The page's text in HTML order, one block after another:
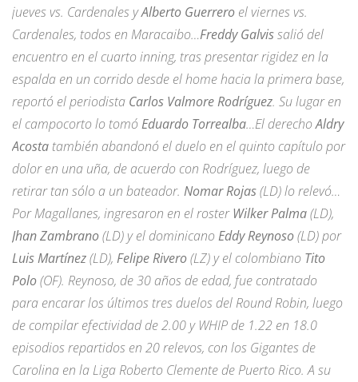
jueves vs. Cardenales yAlberto Guerrero el viernes vs.
Cardenales, todos en Maracaibo…Freddy Galvissalió del
encuentro en el cuarto inning, tras presentar rigidez en la
espalda en un corrido desde el home hacia la primera base,
reportó el periodista Carlos Valmore Rodríguez. Su lugar en
el campocorto lo tomóEduardo Torrealba…El derechoAldry
Acosta también abandonó el duelo en el quinto capítulo por
dolor en una uña, de acuerdo con Rodríguez, luego de
retirar tan sólo a un bateador. Nomar Rojas(LD) lo relevó…
Por Magallanes, ingresaron en el rosterWilker Palma(LD),
Jhan Zambrano(LD) y el dominicanoEddy Reynoso(LD) por
Luis Martínez(LD), Felipe Rivero(LZ) y el colombiano Tito
Polo(OF). Reynoso, de 30 años de edad, fue contratado
para encarar los últimos tres duelos del Round Robin, luego
de compilar efectividad de 2.00 y WHIP de 1.22 en 18.0
episodios repartidos en 20 relevos, con los Gigantes de
Carolina en la Liga Roberto Clemente de Puerto Rico. A su